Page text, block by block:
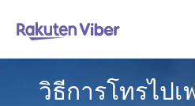
วิธีการโทรไป